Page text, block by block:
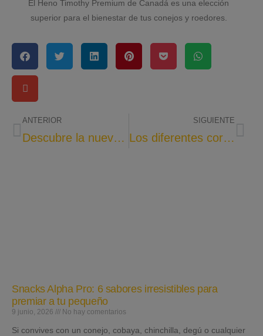
El Heno Timothy Premium de Canadá es una elección
superior para el bienestar de tus conejos y roedores.
ANTERIOR
Descubre la nueva Gama Premium de Cunipic
SIGUIENTE
Los diferentes cortes del heno timothy
Snacks Alpha Pro: 6 sabores irresistibles para
premiar a tu pequeño
9 junio, 2026 No hay comentarios
Si convives con un conejo, cobaya, chinchilla, degú o cualquier